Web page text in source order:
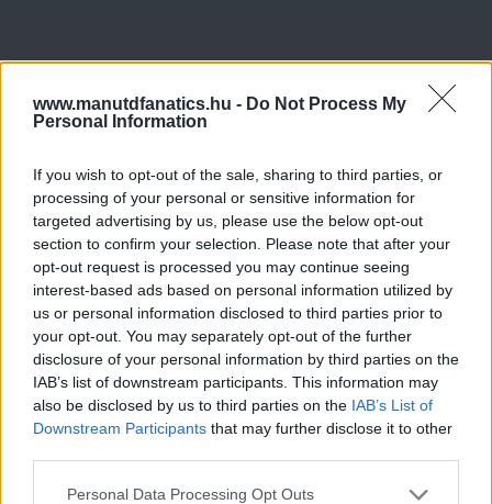
www.manutdfanatics.hu - Do Not Process My
Personal Information
If you wish to opt-out of the sale, sharing to third parties, or
processing of your personal or sensitive information for
targeted advertising by us, please use the below opt-out
section to confirm your selection. Please note that after your
opt-out request is processed you may continue seeing
interest-based ads based on personal information utilized by
us or personal information disclosed to third parties prior to
your opt-out. You may separately opt-out of the further
disclosure of your personal information by third parties on the
IAB’s list of downstream participants. This information may
also be disclosed by us to third parties on the IAB’s List of
Downstream Participants that may further disclose it to other
Please note that this website/app uses one or more Google
Personal Data Processing Opt Outs